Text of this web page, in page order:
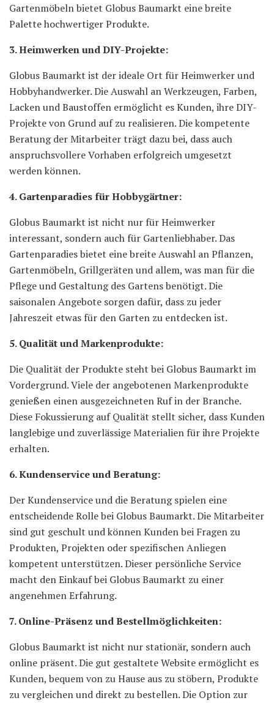
Gartenmöbeln bietet Globus Baumarkt eine breite
Palette hochwertiger Produkte.
3. Heimwerken und DIY-Projekte:
Globus Baumarkt ist der ideale Ort für Heimwerker und
Hobbyhandwerker. Die Auswahl an Werkzeugen, Farben,
Lacken und Baustoffen ermöglicht es Kunden, ihre DIY-
Projekte von Grund auf zu realisieren. Die kompetente
Beratung der Mitarbeiter trägt dazu bei, dass auch
anspruchsvollere Vorhaben erfolgreich umgesetzt
werden können.
4. Gartenparadies für Hobbygärtner:
Globus Baumarkt ist nicht nur für Heimwerker
interessant, sondern auch für Gartenliebhaber. Das
Gartenparadies bietet eine breite Auswahl an Pflanzen,
Gartenmöbeln, Grillgeräten und allem, was man für die
Pflege und Gestaltung des Gartens benötigt. Die
saisonalen Angebote sorgen dafür, dass zu jeder
Jahreszeit etwas für den Garten zu entdecken ist.
5. Qualität und Markenprodukte:
Die Qualität der Produkte steht bei Globus Baumarkt im
Vordergrund. Viele der angebotenen Markenprodukte
genießen einen ausgezeichneten Ruf in der Branche.
Diese Fokussierung auf Qualität stellt sicher, dass Kunden
langlebige und zuverlässige Materialien für ihre Projekte
erhalten.
6. Kundenservice und Beratung:
Der Kundenservice und die Beratung spielen eine
entscheidende Rolle bei Globus Baumarkt. Die Mitarbeiter
sind gut geschult und können Kunden bei Fragen zu
Produkten, Projekten oder spezifischen Anliegen
kompetent unterstützen. Dieser persönliche Service
macht den Einkauf bei Globus Baumarkt zu einer
angenehmen Erfahrung.
7. Online-Präsenz und Bestellmöglichkeiten:
Globus Baumarkt ist nicht nur stationär, sondern auch
online präsent. Die gut gestaltete Website ermöglicht es
Kunden, bequem von zu Hause aus zu stöbern, Produkte
zu vergleichen und direkt zu bestellen. Die Option zur